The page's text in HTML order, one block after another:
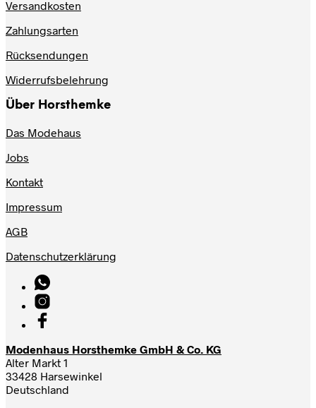
Versandkosten
Zahlungsarten
Rücksendungen
Widerrufsbelehrung
Über Horsthemke
Das Modehaus
Jobs
Kontakt
Impressum
AGB
Datenschutzerklärung
Modenhaus Horsthemke GmbH & Co. KG
Alter Markt 1
33428 Harsewinkel
Deutschland